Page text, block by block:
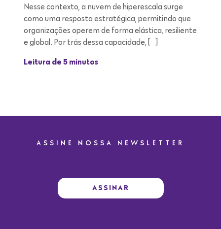
Nesse contexto, a nuvem de hiperescala surge
como uma resposta estratégica, permitindo que
organizações operem de forma elástica, resiliente
e global. Por trás dessa capacidade, […]
Leitura de 5 minutos
ASSINE NOSSA NEWSLETTER
ASSINAR